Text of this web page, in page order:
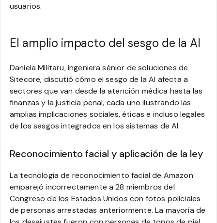
usuarios.
El amplio impacto del sesgo de la AI
Daniela Militaru, ingeniera sénior de soluciones de
Sitecore, discutió cómo el sesgo de la AI afecta a
sectores que van desde la atención médica hasta las
finanzas y la justicia penal, cada uno ilustrando las
amplias implicaciones sociales, éticas e incluso legales
de los sesgos integrados en los sistemas de AI:
Reconocimiento facial y aplicación de la ley
La tecnología de reconocimiento facial de Amazon
emparejó incorrectamente a 28 miembros del
Congreso de los Estados Unidos con fotos policiales
de personas arrestadas anteriormente. La mayoría de